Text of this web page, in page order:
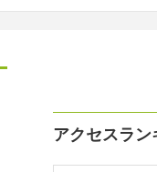
アクセスラン